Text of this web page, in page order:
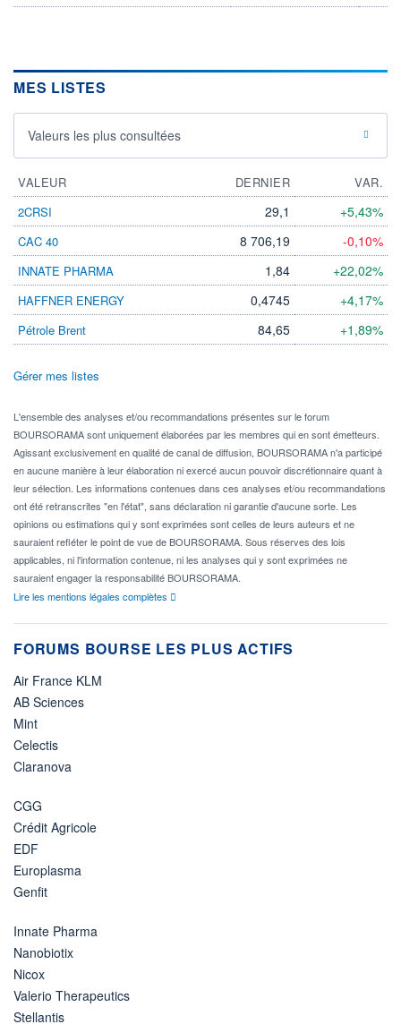
MES LISTES
Valeurs les plus consultées
VALEUR DERNIER
VAR.
2CRSI
29,1 +5,43%
CAC 40 8 706,19 -0,10%
INNATE PHARMA 1,84 +22,02%
HAFFNER ENERGY 0,4745 +4,17%
Pétrole Brent 84,65 +1,89%
Gérer mes listes
L'ensemble des analyses et/ou recommandations présentes sur le forum
BOURSORAMA sont uniquement élaborées par les membres qui en sont émetteurs.
Agissant exclusivement en qualité de canal de diffusion, BOURSORAMA n'a participé
en aucune manière à leur élaboration ni exercé aucun pouvoir discrétionnaire quant à
leur sélection. Les informations contenues dans ces analyses et/ou recommandations
ont été retranscrites "en l'état", sans déclaration ni garantie d'aucune sorte. Les
opinions ou estimations qui y sont exprimées sont celles de leurs auteurs et ne
sauraient refléter le point de vue de BOURSORAMA. Sous réserves des lois
applicables, ni l'information contenue, ni les analyses qui y sont exprimées ne
sauraient engager la responsabilité BOURSORAMA.
Lire les mentions légales complètes
FORUMS BOURSE LES PLUS ACTIFS
Air France KLM
AB Sciences
Mint
Celectis
Claranova
CGG
Crédit Agricole
EDF
Europlasma
Genfit
Innate Pharma
Nanobiotix
Nicox
Valerio Therapeutics
Stellantis